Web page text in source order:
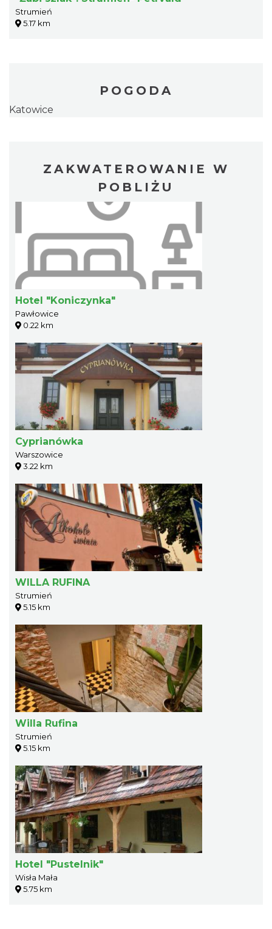
Strumień
5.17 km
POGODA
Katowice
ZAKWATEROWANIE W
POBLIŻU
Hotel "Koniczynka"
Pawłowice
0.22 km
Cyprianówka
Warszowice
3.22 km
WILLA RUFINA
Strumień
5.15 km
Willa Rufina
Strumień
5.15 km
Hotel "Pustelnik"
Wisła Mała
5.75 km